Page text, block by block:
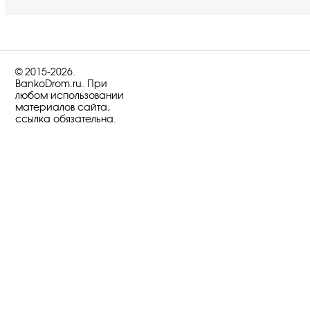
© 2015-2026.
BankoDrom.ru. При
любом использовании
материалов сайта,
ссылка обязательна.